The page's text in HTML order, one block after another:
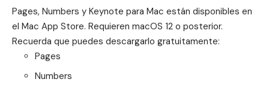
Pages, Numbers y Keynote para Mac están disponibles en
el Mac App Store. Requieren macOS 12 o posterior.
Recuerda que puedes descargarlo gratuitamente:
Pages
Numbers